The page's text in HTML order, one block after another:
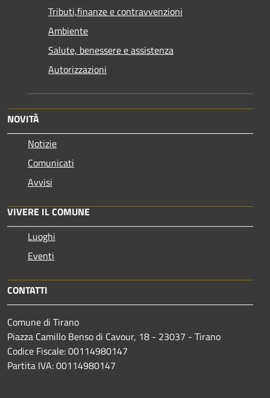
Tributi,finanze e contravvenzioni
Ambiente
Salute, benessere e assistenza
Autorizzazioni
NOVITÀ
Notizie
Comunicati
Avvisi
VIVERE IL COMUNE
Luoghi
Eventi
CONTATTI
Comune di Tirano
Piazza Camillo Benso di Cavour, 18 - 23037 - Tirano
Codice Fiscale: 00114980147
Partita IVA: 00114980147